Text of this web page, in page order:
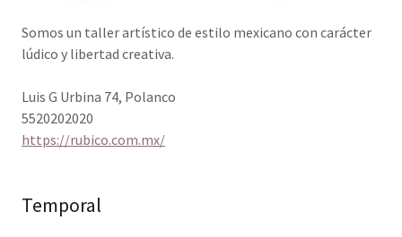
Somos un taller artístico de estilo mexicano con carácter
lúdico y libertad creativa.
Luis G Urbina 74, Polanco
5520202020
https://rubico.com.mx/
Temporal